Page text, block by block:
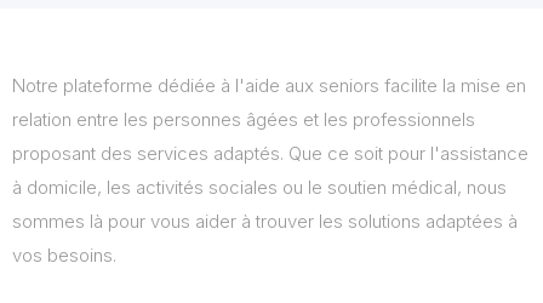
Notre plateforme dédiée à l'aide aux seniors facilite la mise en
relation entre les personnes âgées et les professionnels
proposant des services adaptés. Que ce soit pour l'assistance
à domicile, les activités sociales ou le soutien médical, nous
sommes là pour vous aider à trouver les solutions adaptées à
vos besoins.